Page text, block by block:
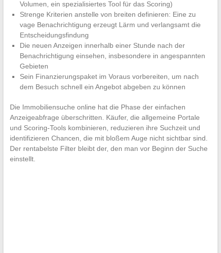
Volumen, ein spezialisiertes Tool für das Scoring)
Strenge Kriterien anstelle von breiten definieren: Eine zu
vage Benachrichtigung erzeugt Lärm und verlangsamt die
Entscheidungsfindung
Die neuen Anzeigen innerhalb einer Stunde nach der
Benachrichtigung einsehen, insbesondere in angespannten
Gebieten
Sein Finanzierungspaket im Voraus vorbereiten, um nach
dem Besuch schnell ein Angebot abgeben zu können
Die Immobiliensuche online hat die Phase der einfachen
Anzeigeabfrage überschritten. Käufer, die allgemeine Portale
und Scoring-Tools kombinieren, reduzieren ihre Suchzeit und
identifizieren Chancen, die mit bloßem Auge nicht sichtbar sind.
Der rentabelste Filter bleibt der, den man vor Beginn der Suche
einstellt.